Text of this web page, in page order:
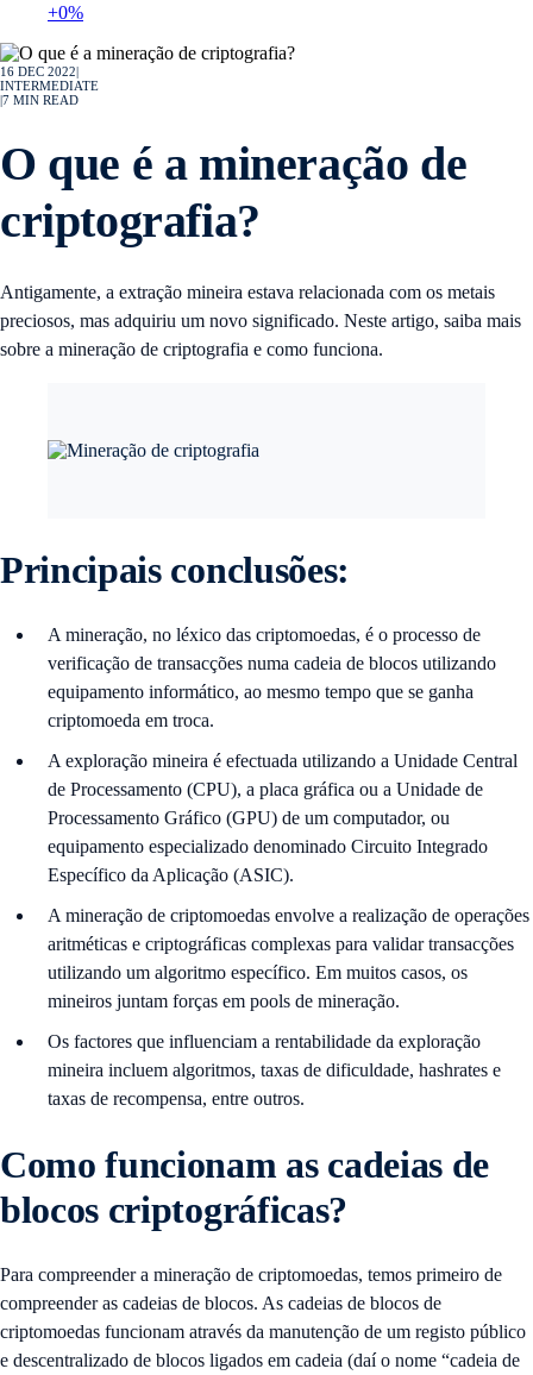
+0%
16 DEC 2022
INTERMEDIATE
7 MIN READ
O que é a mineração de
criptografia?
Antigamente, a extração mineira estava relacionada com os metais
preciosos, mas adquiriu um novo significado. Neste artigo, saiba mais
sobre a mineração de criptografia e como funciona.
Principais conclusões:
A mineração, no léxico das criptomoedas, é o processo de
verificação de transacções numa cadeia de blocos utilizando
equipamento informático, ao mesmo tempo que se ganha
criptomoeda em troca.
A exploração mineira é efectuada utilizando a Unidade Central
de Processamento (CPU), a placa gráfica ou a Unidade de
Processamento Gráfico (GPU) de um computador, ou
equipamento especializado denominado Circuito Integrado
Específico da Aplicação (ASIC).
A mineração de criptomoedas envolve a realização de operações
aritméticas e criptográficas complexas para validar transacções
utilizando um algoritmo específico. Em muitos casos, os
mineiros juntam forças em pools de mineração.
Os factores que influenciam a rentabilidade da exploração
mineira incluem algoritmos, taxas de dificuldade, hashrates e
taxas de recompensa, entre outros.
Como funcionam as cadeias de
blocos criptográficas?
Para compreender a mineração de criptomoedas, temos primeiro de
compreender as cadeias de blocos. As cadeias de blocos de
criptomoedas funcionam através da manutenção de um registo público
e descentralizado de blocos ligados em cadeia (daí o nome “cadeia de